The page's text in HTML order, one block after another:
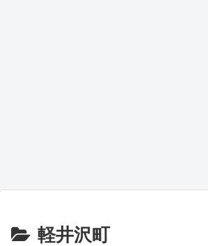
軽井沢町